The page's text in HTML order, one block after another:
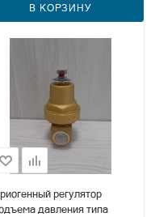
В КОРЗИНУ
регулятор
давления типа